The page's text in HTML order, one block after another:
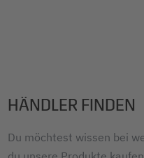
HÄNDLER FINDEN
Du möchtest wissen bei